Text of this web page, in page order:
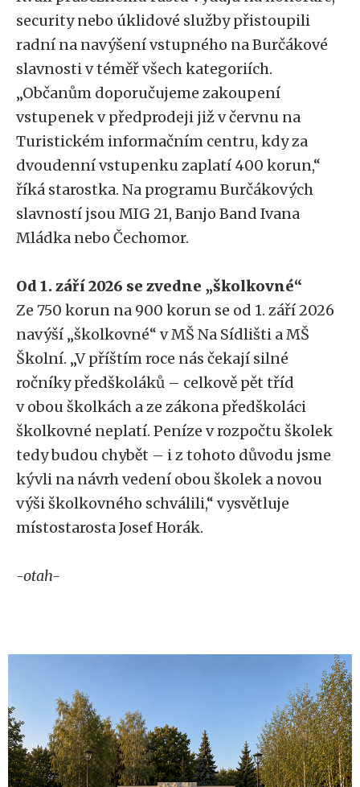
security nebo úklidové služby přistoupili
radní na navýšení vstupného na Burčákové
slavnosti v téměř všech kategoriích.
„Občanům doporučujeme zakoupení
vstupenek v předprodeji již v červnu na
Turistickém informačním centru, kdy za
dvoudenní vstupenku zaplatí 400 korun,“
říká starostka. Na programu Burčákových
slavností jsou MIG 21, Banjo Band Ivana
Mládka nebo Čechomor.
Od 1. září 2026 se zvedne „školkovné“
Ze 750 korun na 900 korun se od 1. září 2026
navýší „školkovné“ v MŠ Na Sídlišti a MŠ
Školní. „V příštím roce nás čekají silné
ročníky předškoláků – celkově pět tříd
v obou školkách a ze zákona předškoláci
školkovné neplatí. Peníze v rozpočtu školek
tedy budou chybět – i z tohoto důvodu jsme
kývli na návrh vedení obou školek a novou
výši školkovného schválili,“ vysvětluje
místostarosta Josef Horák.
-otah-